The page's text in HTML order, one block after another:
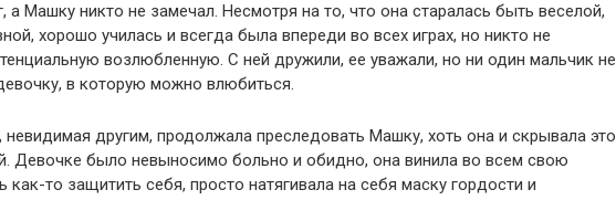
а Машку никто не замечал. Несмотря на то, что она старалась быть веселой,
хорошо училась и всегда была впереди во всех играх, но никто не
возлюбленную. С ней дружили, ее уважали, но ни один мальчик не
в которую можно влюбиться.
невидимая другим, продолжала преследовать Машку, хоть она и скрывала это
Девочке было невыносимо больно и обидно, она винила во всем свою
как-то защитить себя, просто натягивала на себя маску гордости и